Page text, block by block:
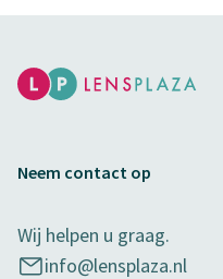
Neem contact op
Wij helpen u graag.
info@lensplaza.nl